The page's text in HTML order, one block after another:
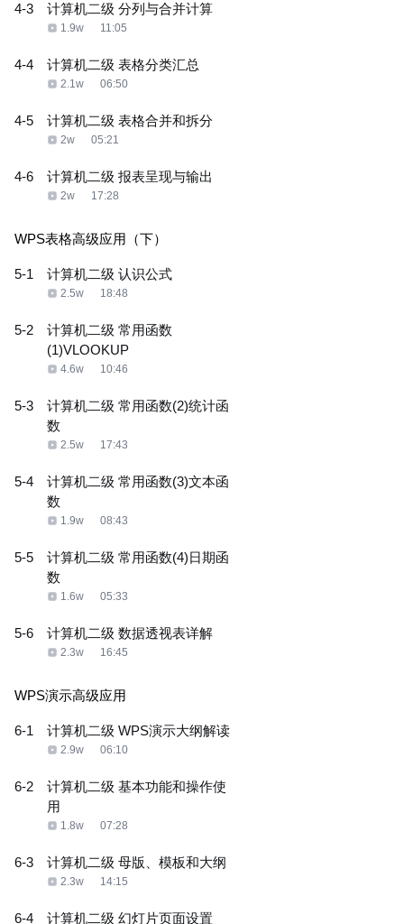
4-3 计算机二级 分列与合并计算
1.9w 11:05
4-4 计算机二级 表格分类汇总
2.1w 06:50
4-5 计算机二级 表格合并和拆分
2w 05:21
4-6 计算机二级 报表呈现与输出
2w 17:28
WPS表格高级应用（下）
5-1 计算机二级 认识公式
2.5w 18:48
5-2
计算机二级 常用函数
(1)VLOOKUP
4.6w 10:46
5-3
计算机二级 常用函数(2)统计函
数
2.5w 17:43
5-4
计算机二级 常用函数(3)文本函
数
1.9w 08:43
5-5
计算机二级 常用函数(4)日期函
数
1.6w 05:33
5-6 计算机二级 数据透视表详解
2.3w 16:45
WPS演示高级应用
6-1 计算机二级 WPS演示大纲解读
2.9w 06:10
6-2
计算机二级 基本功能和操作使
用
1.8w 07:28
6-3 计算机二级 母版、模板和大纲
2.3w 14:15
6-4 计算机二级 幻灯片页面设置